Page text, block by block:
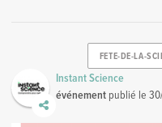
FETE-DE-LA-
Instant Science
événement publié le